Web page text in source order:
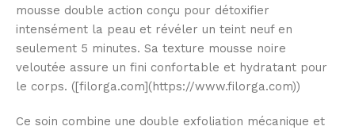
mousse double action conçu pour détoxifier
intensément la peau et révéler un teint neuf en
seulement 5 minutes. Sa texture mousse noire
veloutée assure un fini confortable et hydratant pour
le corps. ([filorga.com](https://www.filorga.com))
Ce soin combine une double exfoliation mécanique et